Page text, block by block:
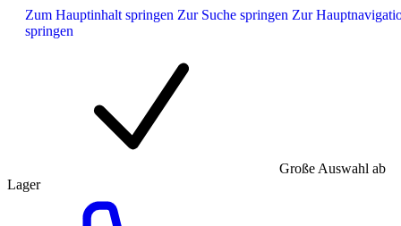
Zum Hauptinhalt springen Zur Suche springen Zur
springen
Große Auswahl ab
Lager